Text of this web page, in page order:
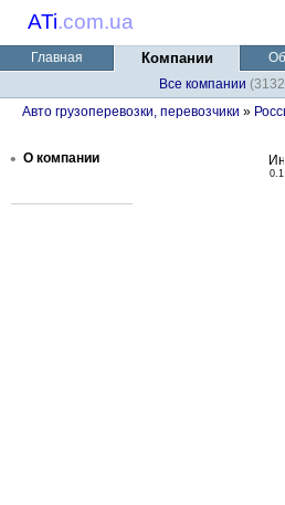
ATi.com.ua
Главная Компании
Все компании
Авто грузоперевозки, перевозчики »
• О компании
0.1